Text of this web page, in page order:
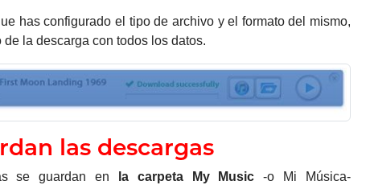
has configurado el tipo de archivo y el formato del mismo,
la descarga con todos los datos.
las descargas
se guardan en la carpeta My Music -o Mi Música-